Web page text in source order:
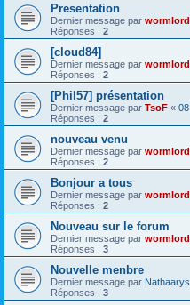
Presentation
Dernier message par wormlord
Réponses : 2
[cloud84]
Dernier message par wormlord
Réponses : 2
[Phil57] présentation
Dernier message par TsoF «
Réponses : 2
nouveau venu
Dernier message par wormlord
Réponses : 2
Bonjour a tous
Dernier message par wormlord
Réponses : 2
Nouveau sur le forum
Dernier message par wormlord
Réponses : 3
Nouvelle menbre
Dernier message par Nathaarys
Réponses : 3